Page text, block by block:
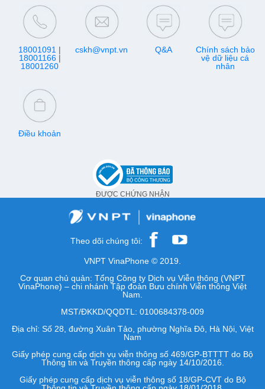
18001091 |
18001166|
18001260
cskh@vnpt.vn Q&A
Chính sách bảo
vệ dữ liệu cá
nhân
Điều khoản
ĐƯỢC CHỨNG NHẬN
Theo dõi chúng tôi:
VNPT VinaPhone © 2019.
Cơ quan chủ quản: Tổng Công ty Dịch vụ Viễn thông (VNPT
VinaPhone) – chi nhánh Tập đoàn Bưu chính Viễn thông Việt
Nam.
MST/ĐKKD/QQDTL: 0100684378-009
Địa chỉ: Số 28, đường Xuân Tảo, phường Nghĩa Đô, Hà Nội, Việt
Nam
Giấy phép cung cấp dịch vụ viễn thông số 469/GP-BTTTT do Bộ
Thông tin và Truyền thông cấp ngày 14/10/2016.
Giấy phép cung cấp dịch vụ viễn thông số 18/GP-CVT do Bộ